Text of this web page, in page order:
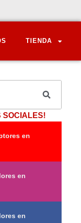
TIENDA
SOCIALES!
en
en
en